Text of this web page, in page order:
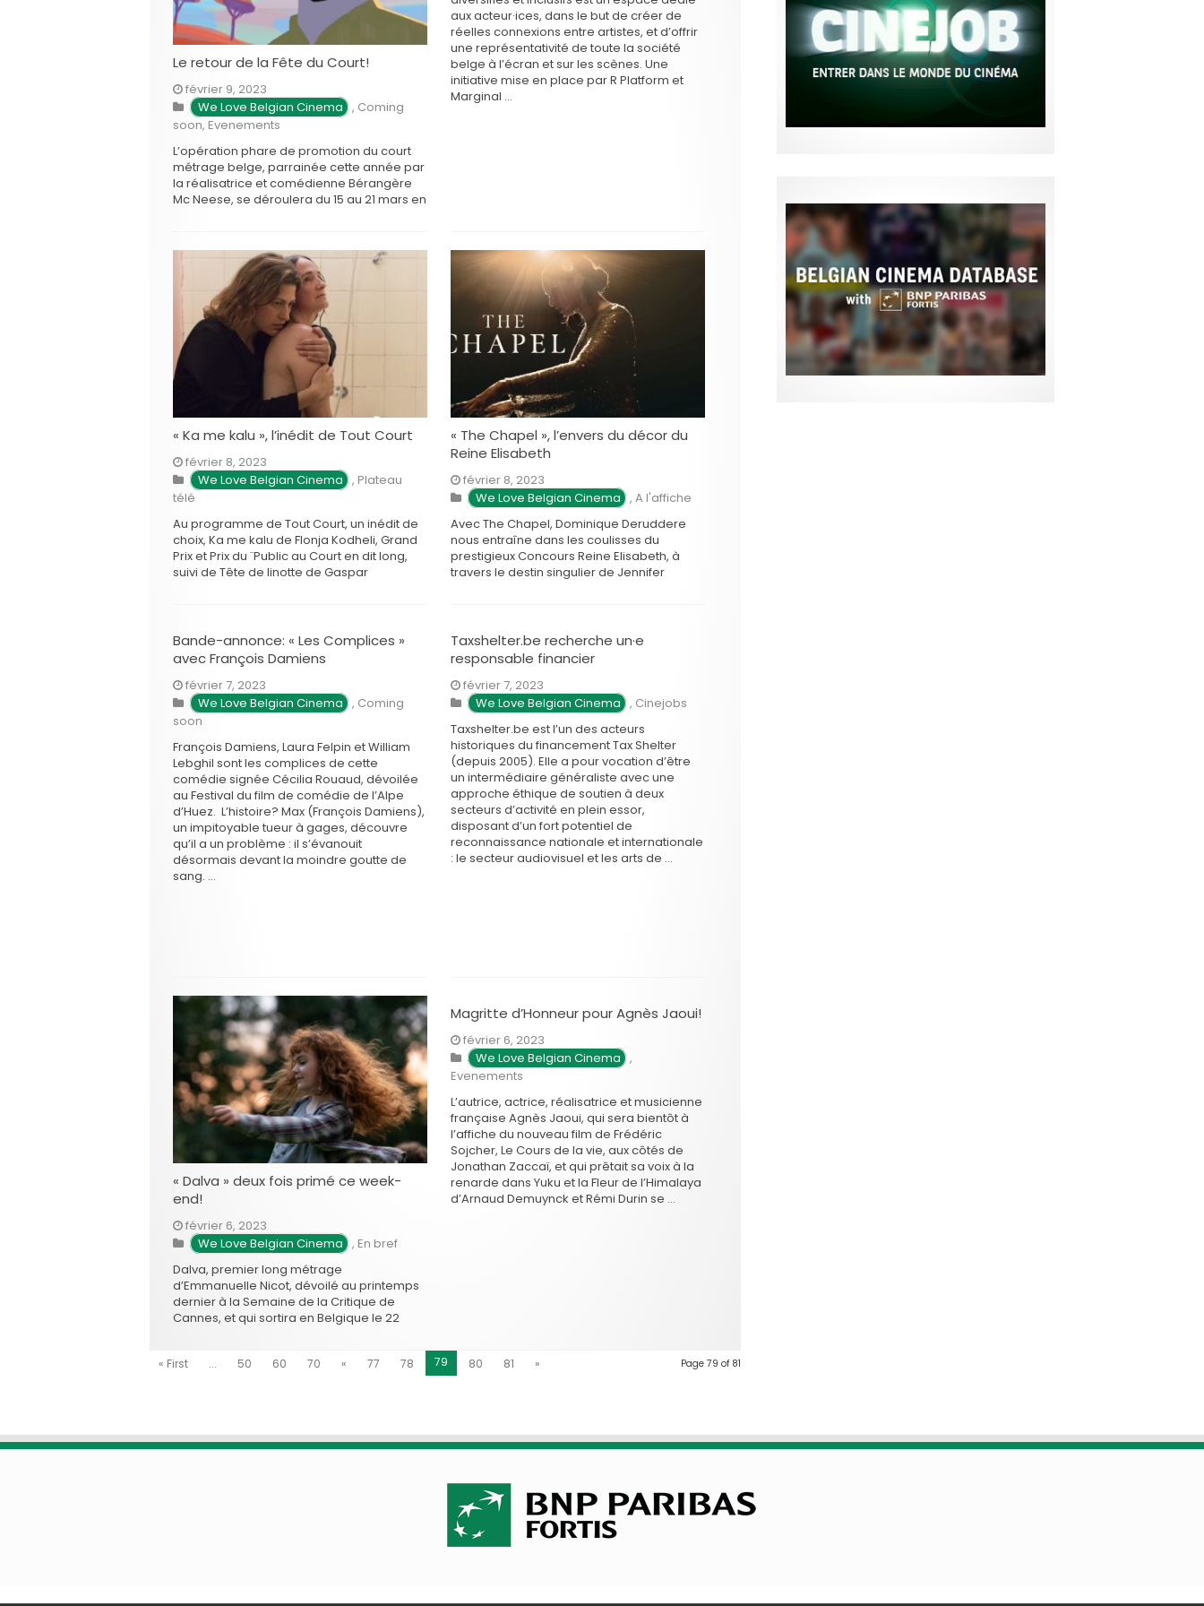
Le retour de la Fête du Court!
février 9, 2023
We Love Belgian Cinema , Coming
soon, Evenements
L’opération phare de promotion du court
métrage belge, parrainée cette année par
la réalisatrice et comédienne Bérangère
Mc Neese, se déroulera du 15 au 21 mars en
édition organisée par le Centre du Cinéma
aux acteur·ices, dans le but de créer de
réelles connexions entre artistes, et d’offrir
une représentativité de toute la société
belge à l’écran et sur les scènes. Une
initiative mise en place par R Platform et
Marginal …
« Ka me kalu », l’inédit de Tout Court
février 8, 2023
We Love Belgian Cinema , Plateau
télé
Au programme de Tout Court, un inédit de
choix, Ka me kalu de Flonja Kodheli, Grand
Prix et Prix du ¨Public au Court en dit long,
suivi de Tête de linotte de Gaspar
« The Chapel », l’envers du décor du
Reine Elisabeth
février 8, 2023
We Love Belgian Cinema , A l'affiche
Avec The Chapel, Dominique Deruddere
nous entraîne dans les coulisses du
prestigieux Concours Reine Elisabeth, à
travers le destin singulier de Jennifer
la vocation, et quel est le rôle de
l’entourage dans …
Bande-annonce: « Les Complices »
avec François Damiens
février 7, 2023
We Love Belgian Cinema , Coming
soon
François Damiens, Laura Felpin et William
Lebghil sont les complices de cette
comédie signée Cécilia Rouaud, dévoilée
au Festival du film de comédie de l’Alpe
d’Huez. L’histoire? Max (François Damiens),
un impitoyable tueur à gages, découvre
qu’il a un problème : il s’évanouit
désormais devant la moindre goutte de
sang. …
Taxshelter.be recherche un·e
responsable financier
février 7, 2023
We Love Belgian Cinema , Cinejobs
Taxshelter.be est l’un des acteurs
historiques du financement Tax Shelter
(depuis 2005). Elle a pour vocation d’être
un intermédiaire généraliste avec une
approche éthique de soutien à deux
secteurs d’activité en plein essor,
disposant d’un fort potentiel de
reconnaissance nationale et internationale
: le secteur audiovisuel et les arts de …
« Dalva » deux fois primé ce week-
end!
février 6, 2023
We Love Belgian Cinema , En bref
Dalva, premier long métrage
d’Emmanuelle Nicot, dévoilé au printemps
dernier à la Semaine de la Critique de
Cannes, et qui sortira en Belgique le 22
Competition!, présidé par Jaco Van
Magritte d’Honneur pour Agnès Jaoui!
février 6, 2023
We Love Belgian Cinema ,
Evenements
L’autrice, actrice, réalisatrice et musicienne
française Agnès Jaoui, qui sera bientôt à
l’affiche du nouveau film de Frédéric
Sojcher, Le Cours de la vie, aux côtés de
Jonathan Zaccaï, et qui prêtait sa voix à la
renarde dans Yuku et la Fleur de l’Himalaya
d’Arnaud Demuynck et Rémi Durin se …
Page 79 of 81
« First ... 50 60 70 « 77 78 79 80 81 »